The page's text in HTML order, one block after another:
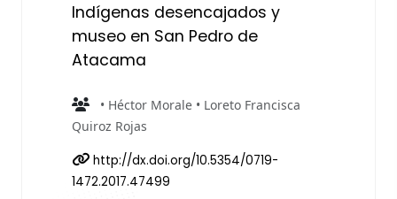
Indígenas desencajados y
museo en San Pedro de
Atacama
• Héctor Morale • Loreto Francisca
Quiroz Rojas
http://dx.doi.org/10.5354/0719-
1472.2017.47499